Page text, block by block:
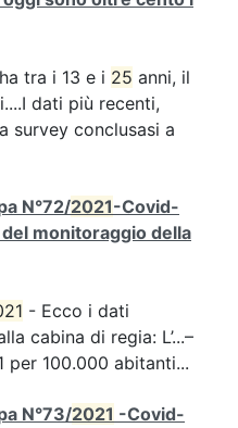
tra i 13 e i 25 anni, il
dati più recenti,
survey conclusasi a
N°72/2021-Covid-
monitoraggio della
- Ecco i dati
cabina di regia: L’...–
per 100.000 abitanti...
N°73/2021 -Covid-